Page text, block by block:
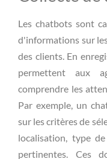
Les chatbots sont
d'informations sur
des clients. En
permettent aux
comprendre les
Par exemple, un
sur les critères de
localisation, type
pertinentes. Ces